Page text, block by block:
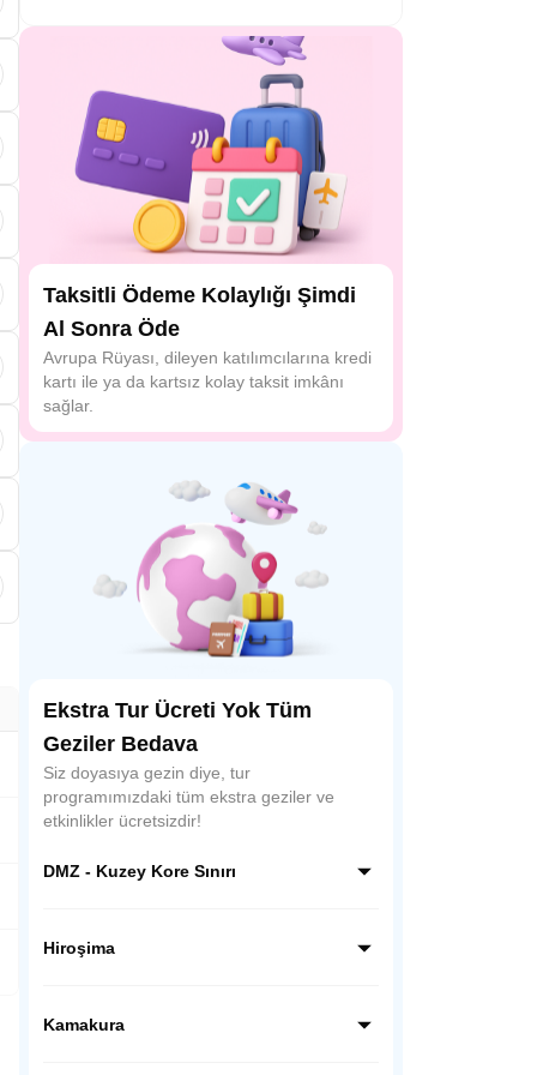
Taksitli Ödeme Kolaylığı Şimdi
Al Sonra Öde
Avrupa Rüyası, dileyen katılımcılarına kredi
kartı ile ya da kartsız kolay taksit imkânı
sağlar.
Ekstra Tur Ücreti Yok Tüm
Geziler Bedava
Siz doyasıya gezin diye, tur
programımızdaki tüm ekstra geziler ve
etkinlikler ücretsizdir!
DMZ - Kuzey Kore Sınırı
ilginç ve hassas bölgelerinden biri olan
sınırı yakından görüyor, Kore tarihine ve
Hiroşima
çıkıyoruz; Barış Anıtı Parkı ve Atom
Kamakura